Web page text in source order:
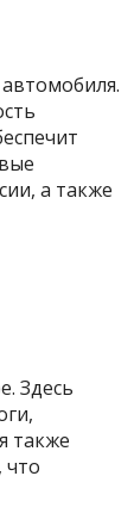
а также
Здесь
также
что